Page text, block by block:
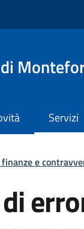
Servizi
e